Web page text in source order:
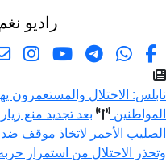
راديو
نابلس: الاحتلال
المواطنين
بعد تجديد منع
الصليب الأحمر لاتخاذ موقف
وتحذر الاحتلال من استمرار